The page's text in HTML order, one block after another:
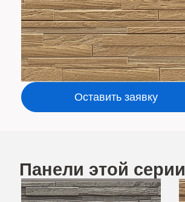
Оставить заявку
Панели этой серии